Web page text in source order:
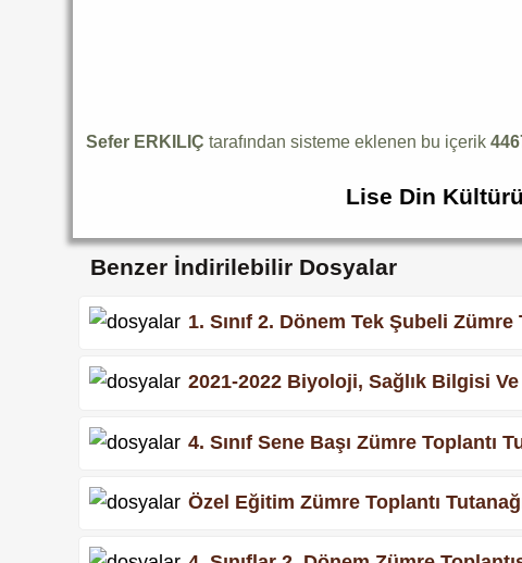
Sefer ERKILIÇ tarafından sisteme eklenen bu içerik
Lise Din
Benzer İndirilebilir Dosyalar
1. Sınıf 2. Dönem Tek Şubeli Zümre
2021-2022 Biyoloji, Sağlık Bilgisi
4. Sınıf Sene Başı Zümre Toplantı
Özel Eğitim Zümre Toplantı